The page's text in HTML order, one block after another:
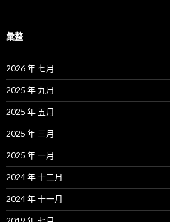
彙整
2026 年 七月
2025 年 九月
2025 年 五月
2025 年 三月
2025 年 一月
2024 年 十二月
2024 年 十一月